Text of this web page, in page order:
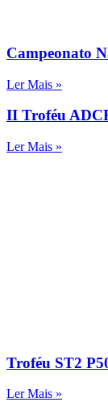
Campeonato
Ler Mais »
II Troféu
Ler Mais »
Troféu ST2
Ler Mais »